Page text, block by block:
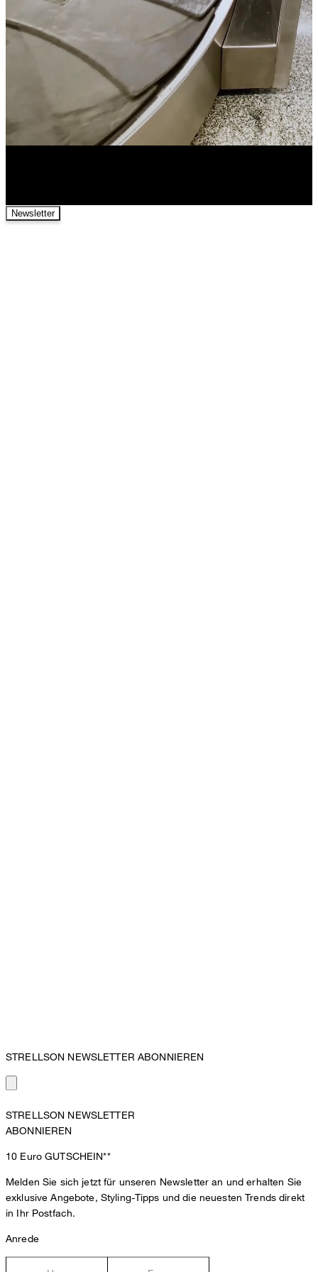
Newsletter
STRELLSON NEWSLETTER ABONNIEREN
STRELLSON NEWSLETTER
ABONNIEREN
10 EuroGUTSCHEIN**
Melden Sie sich jetzt für unseren Newsletter an und erhalten Sie
exklusive Angebote, Styling-Tipps und die neuesten Trends direkt
in Ihr Postfach.
Anrede